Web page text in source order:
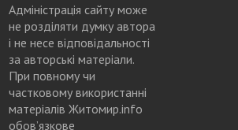
Адміністрація сайту може
не розділяти думку автора
і не несе відповідальності
за авторські матеріали.
При повному чи
частковому використанні
матеріалів Житомир.info
обов’язкове